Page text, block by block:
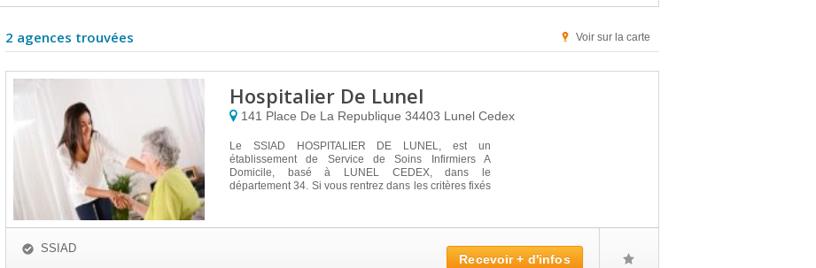
2 agences trouvées Voir sur la carte
Hospitalier De Lunel
141 Place De La Republique 34403 Lunel Cedex
Le SSIAD HOSPITALIER DE LUNEL, est un
établissement de Service de Soins Infirmiers A
Domicile, basé à LUNEL CEDEX, dans le
département 34. Si vous rentrez dans les critères fixés
SSIAD
Recevoir + d'infos